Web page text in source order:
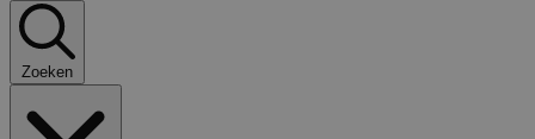
Zoeken